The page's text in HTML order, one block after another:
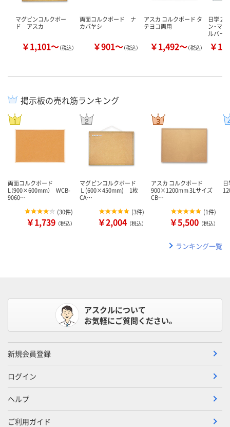
マグピンコルクボー
ド アスカ
￥1,101～（税込）
両面コルクボード ナ
カバヤシ
￥901～（税込）
アスカ コルクボード タ
テヨコ両用
￥1,492～（税込）
日学
ン・マ
ルバー
￥
掲示板の売れ筋ランキング
両面コルクボード
L（900×600mm） WCB-
9060…
(30件)
￥1,739 （税込）
マグピンコルクボード
Ｌ(600×450mm) 1枚
CA…
(3件)
￥2,004 （税込）
アスカ コルクボード
900×1200mm 3Lサイズ
CB…
(1件)
￥5,500 （税込）
ランキング一覧
アスクルについて
お気軽にご質問ください。
新規会員登録
ログイン
ヘルプ
ご利用ガイド